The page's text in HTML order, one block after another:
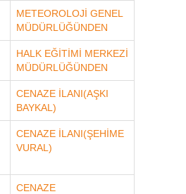
METEOROLOJİ GENEL
MÜDÜRLÜĞÜNDEN
HALK EĞİTİMİ MERKEZİ
MÜDÜRLÜĞÜNDEN
CENAZE İLANI(AŞKI
BAYKAL)
CENAZE İLANI(ŞEHİME
VURAL)
CENAZE